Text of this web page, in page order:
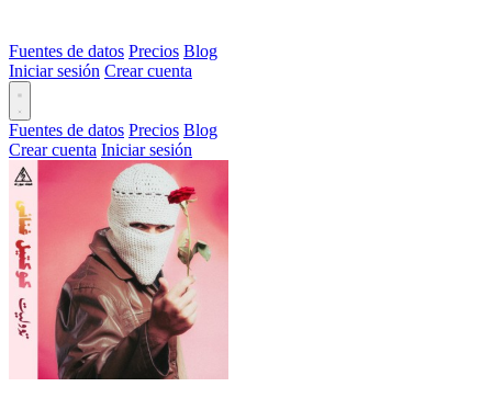
Fuentes de datos Precios Blog
Iniciar sesión Crear cuenta
Fuentes de datos Precios Blog
Crear cuenta Iniciar sesión